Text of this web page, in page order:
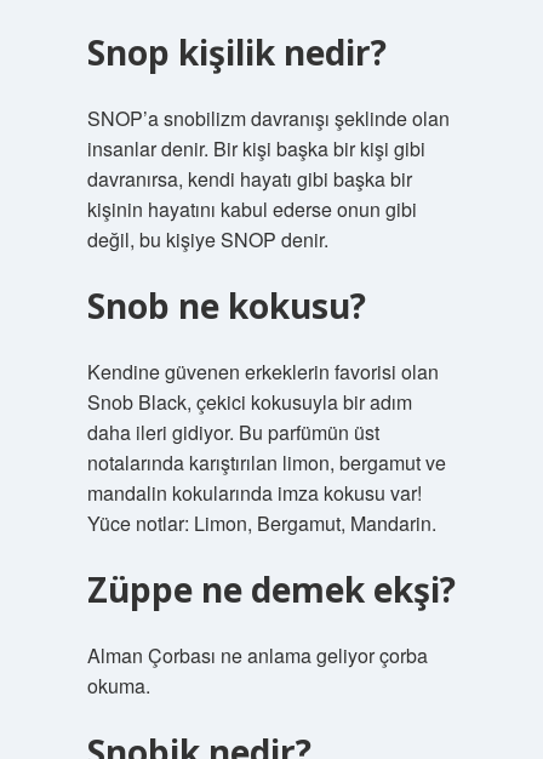
Snop kişilik nedir?
SNOP’a snobilizm davranışı şeklinde olan
insanlar denir. Bir kişi başka bir kişi gibi
davranırsa, kendi hayatı gibi başka bir
kişinin hayatını kabul ederse onun gibi
değil, bu kişiye SNOP denir.
Snob ne kokusu?
Kendine güvenen erkeklerin favorisi olan
Snob Black, çekici kokusuyla bir adım
daha ileri gidiyor. Bu parfümün üst
notalarında karıştırılan limon, bergamut ve
mandalin kokularında imza kokusu var!
Yüce notlar: Limon, Bergamut, Mandarin.
Züppe ne demek ekşi?
Alman Çorbası ne anlama geliyor çorba
okuma.